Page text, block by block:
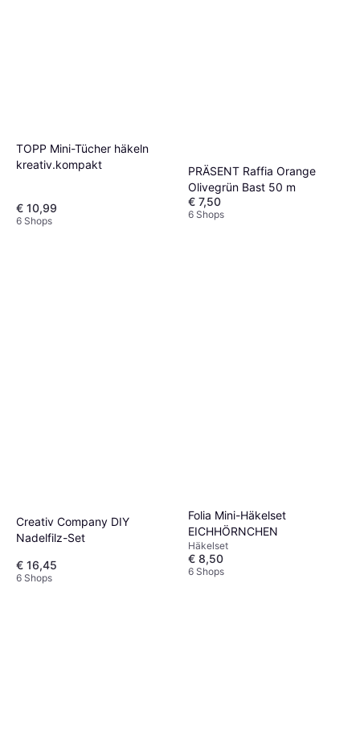
TOPP Mini-Tücher häkeln
kreativ.kompakt
€ 10,99
6 Shops
PRÄSENT Raffia Orange
Olivegrün Bast 50 m
€ 7,50
6 Shops
Creativ Company DIY
Nadelfilz-Set
€ 16,45
6 Shops
Folia Mini-Häkelset
EICHHÖRNCHEN
Häkelset
€ 8,50
6 Shops